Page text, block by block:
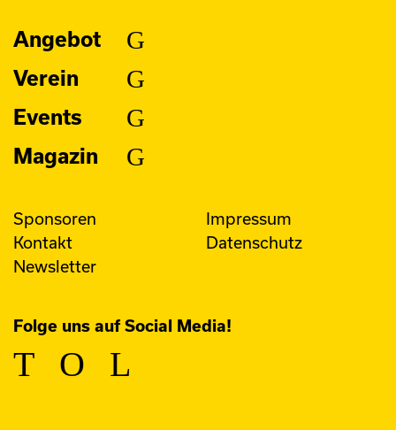
Angebot
Verein
Events
Magazin
Sponsoren
Kontakt
Newsletter
Impressum
Datenschutz
Folge uns auf Social Media!